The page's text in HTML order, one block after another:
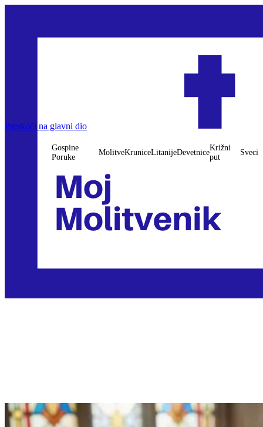
Preskoči na glavni dioGospine Poruke
Krunice
Litanije
Devetnice
Sveci